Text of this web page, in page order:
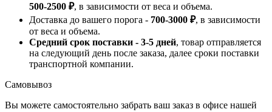
500-2500 ₽, в зависимости от веса и объема.
Доставка до вашего порога - 700-3000 ₽, в зависимости
от веса и объема.
Средний срок поставки - 3-5 дней, товар отправляется
на следующий день после заказа, далее сроки поставки
транспортной компании.
Самовывоз
Вы можете самостоятельно забрать ваш заказ в офисе нашей